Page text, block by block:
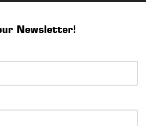
Newsletter!
၊ ကံကော် (၇၀၀)ပင်၊ ငုဝါ(၅၀၀)ပင်၊
)ပင်၊ မဟော်ဂနီ (၁၅၀၀)ပင် လှူဒါန်း
ျားနဲ့ သီဆိုဖျော်ဖြေသွားမယ့် အစီအစဉ်
ြင်ဦးလွင်မြို့ရဲ့ အထင်ကရ နေရာတစ်ခု
စားနိုင်စေဖို့အတွက်လည်း အပန်းဖြေ